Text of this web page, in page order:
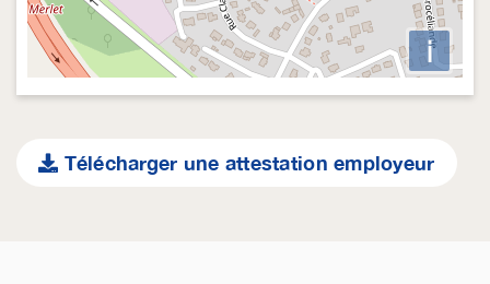
i
Télécharger une attestation employeur